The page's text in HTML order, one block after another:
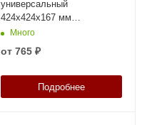
универсальный
424х424х167 мм
прозрачный лёгкий со
сплошными стенками и
дном
Много
от 765 ₽
Подробнее